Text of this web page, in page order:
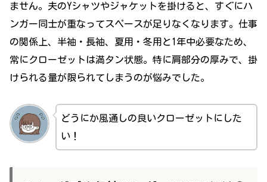
ません。夫のYシャツやジャケットを掛けると、すぐにハ
ンガー同士が重なってスペースが足りなくなります。仕事
の関係上、半袖・長袖、夏用・冬用と1年中必要なため、
常にクローゼットは満タン状態。特に肩部分の厚みで、掛
けられる量が限られてしまうのが悩みでした。
どうにか風通しの良いクローゼットにした
い！